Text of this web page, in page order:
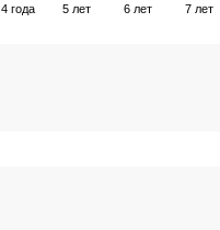
4 года 5 лет 6 лет 7 лет